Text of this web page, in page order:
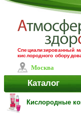
Специализированный
кислородного
Каталог
Кислородные